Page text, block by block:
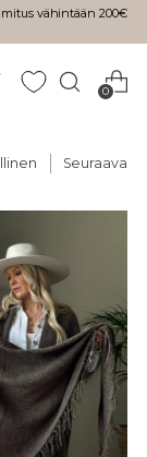
vähintään 200€
0
Seuraava